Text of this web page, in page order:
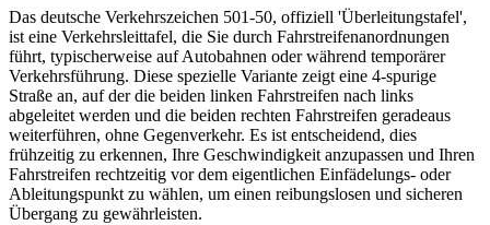
Das deutsche Verkehrszeichen 501-50, offiziell 'Überleitungstafel',
ist eine Verkehrsleittafel, die Sie durch Fahrstreifen­anordnungen
führt, typischerweise auf Autobahnen oder während temporärer
Verkehrs­führung. Diese spezielle Variante zeigt eine 4-spurige
Straße an, auf der die beiden linken Fahrstreifen nach links
abgeleitet werden und die beiden rechten Fahrstreifen geradeaus
weiterführen, ohne Gegenverkehr. Es ist entscheidend, dies
frühzeitig zu erkennen, Ihre Geschwindigkeit anzupassen und Ihren
Fahrstreifen rechtzeitig vor dem eigentlichen Einfädelungs- oder
Ableitungs­punkt zu wählen, um einen reibungslosen und sicheren
Übergang zu gewährleisten.